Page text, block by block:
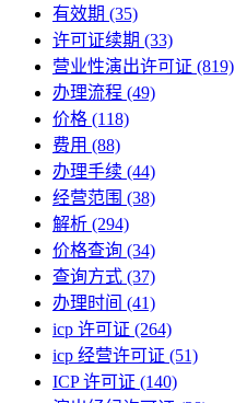
有效期 (35)
许可证续期 (33)
营业性演出许可证 (819)
办理流程 (49)
价格 (118)
费用 (88)
办理手续 (44)
经营范围 (38)
解析 (294)
价格查询 (34)
查询方式 (37)
办理时间 (41)
icp 许可证 (264)
icp 经营许可证 (51)
ICP 许可证 (140)